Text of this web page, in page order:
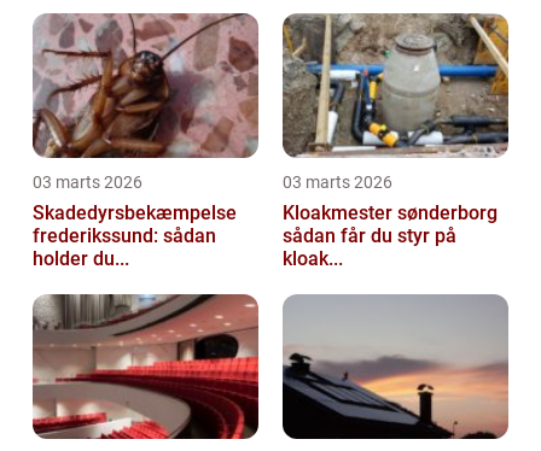
03 marts 2026
Skadedyrsbekæmpelse
frederikssund: sådan
holder du...
03 marts 2026
Kloakmester sønderborg
sådan får du styr på
kloak...